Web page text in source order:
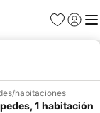
Favoritos
Iniciar
habitaciones
1 habitación